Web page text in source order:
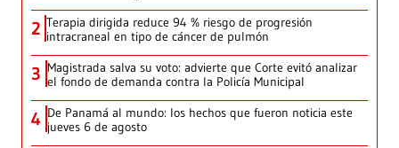
2 Terapia dirigida reduce 94 % riesgo de progresión
intracraneal en tipo de cáncer de pulmón
3 Magistrada salva su voto: advierte que Corte evitó analizar
el fondo de demanda contra la Policía Municipal
4 De Panamá al mundo: los hechos que fueron noticia este
jueves 6 de agosto